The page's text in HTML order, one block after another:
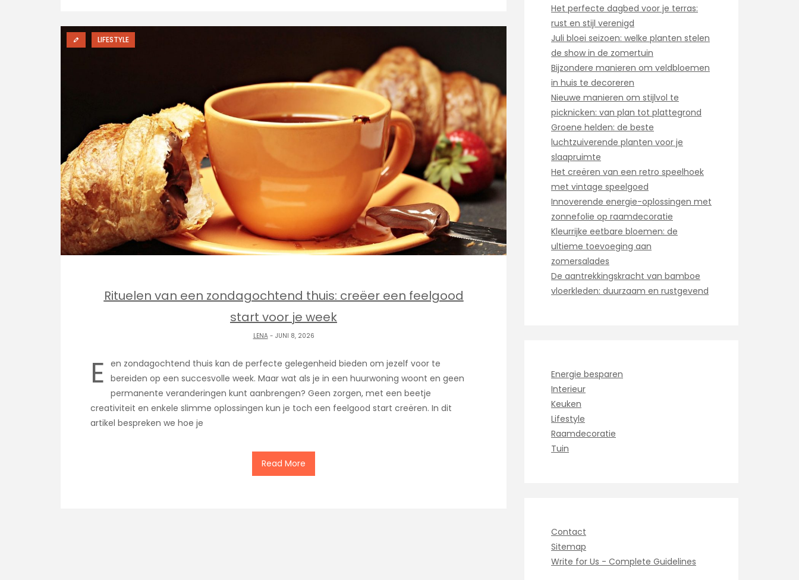
LIFESTYLE
Rituelen van een zondagochtend thuis: creëer een feelgood
start voor je week
LENA- JUNI 8, 2026
E en zondagochtend thuis kan de perfecte gelegenheid bieden om jezelf voor te
bereiden op een succesvolle week. Maar wat als je in een huurwoning woont en geen
permanente veranderingen kunt aanbrengen? Geen zorgen, met een beetje
creativiteit en enkele slimme oplossingen kun je toch een feelgood start creëren. In dit
artikel bespreken we hoe je
Read More
Het perfecte dagbed voor je terras:
rust en stijl verenigd
Juli bloei seizoen: welke planten stelen
de show in de zomertuin
Bijzondere manieren om veldbloemen
in huis te decoreren
Nieuwe manieren om stijlvol te
picknicken: van plan tot plattegrond
Groene helden: de beste
luchtzuiverende planten voor je
slaapruimte
Het creëren van een retro speelhoek
met vintage speelgoed
Innoverende energie-oplossingen met
zonnefolie op raamdecoratie
Kleurrijke eetbare bloemen: de
ultieme toevoeging aan
zomersalades
De aantrekkingskracht van bamboe
vloerkleden: duurzaam en rustgevend
Energie besparen
Interieur
Keuken
Lifestyle
Raamdecoratie
Tuin
Contact
Sitemap
Write for Us - Complete Guidelines